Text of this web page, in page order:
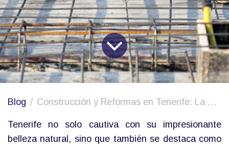
Blog Construcción y Reformas en Tenerife: La mejor aportación del Grupo Refripeca.
Tenerife no solo cautiva con su impresionante
belleza natural, sino que también se destaca como